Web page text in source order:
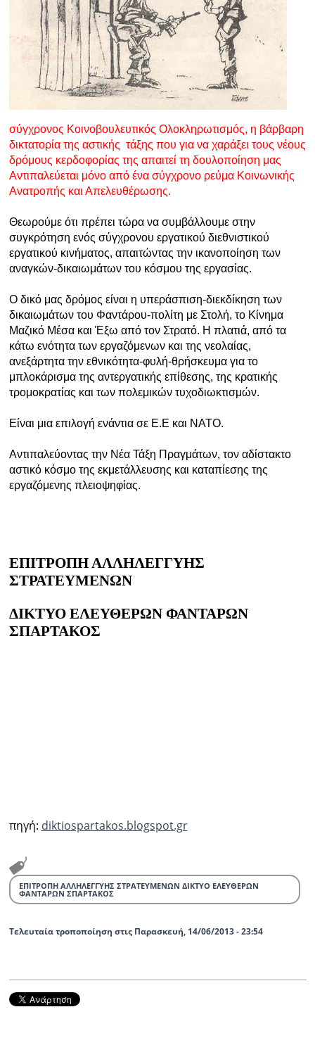
σύγχρονος Κοινοβουλευτικός Ολοκληρωτισμός, η βάρβαρη
δικτατορία της αστικής τάξης που για να χαράξει τους νέους
δρόμους κερδοφορίας της απαιτεί τη δουλοποίηση μας
Αντιπαλεύεται μόνο από ένα σύγχρονο ρεύμα Κοινωνικής
Ανατροπής και Απελευθέρωσης.
Θεωρούμε ότι πρέπει τώρα να συμβάλλουμε στην
συγκρότηση ενός σύγχρονου εργατικού διεθνιστικού
εργατικού κινήματος, απαιτώντας την ικανοποίηση των
αναγκών-δικαιωμάτων του κόσμου της εργασίας.
Ο δικό μας δρόμος είναι η υπεράσπιση-διεκδίκηση των
δικαιωμάτων του Φαντάρου-πολίτη με Στολή, το Κίνημα
Μαζικό Μέσα και Έξω από τον Στρατό. Η πλατιά, από τα
κάτω ενότητα των εργαζόμενων και της νεολαίας,
ανεξάρτητα την εθνικότητα-φυλή-θρήσκευμα για το
μπλοκάρισμα της αντεργατικής επίθεσης, της κρατικής
τρομοκρατίας και των πολεμικών τυχοδιωκτισμών.
Είναι μια επιλογή ενάντια σε Ε.Ε και ΝΑΤΟ.
Αντιπαλεύοντας την Νέα Τάξη Πραγμάτων, τον αδίστακτο
αστικό κόσμο της εκμετάλλευσης και καταπίεσης της
εργαζόμενης πλειοψηφίας.
ΕΠΙΤΡΟΠΗ ΑΛΛΗΛΕΓΓΥΗΣ
ΣΤΡΑΤΕΥΜΕΝΩΝ
ΔΙΚΤΥΟ ΕΛΕΥΘΕΡΩΝ ΦΑΝΤΑΡΩΝ
ΣΠΑΡΤΑΚΟΣ
πηγή: diktiospartakos.blogspot.gr
ΕΠΙΤΡΟΠΗ ΑΛΛΗΛΕΓΓΥΗΣ ΣΤΡΑΤΕΥΜΕΝΩΝ ΔΙΚΤΥΟ ΕΛΕΥΘΕΡΩΝ
ΦΑΝΤΑΡΩΝ ΣΠΑΡΤΑΚΟΣ
Τελευταία τροποποίηση στις Παρασκευή, 14/06/2013 - 23:54